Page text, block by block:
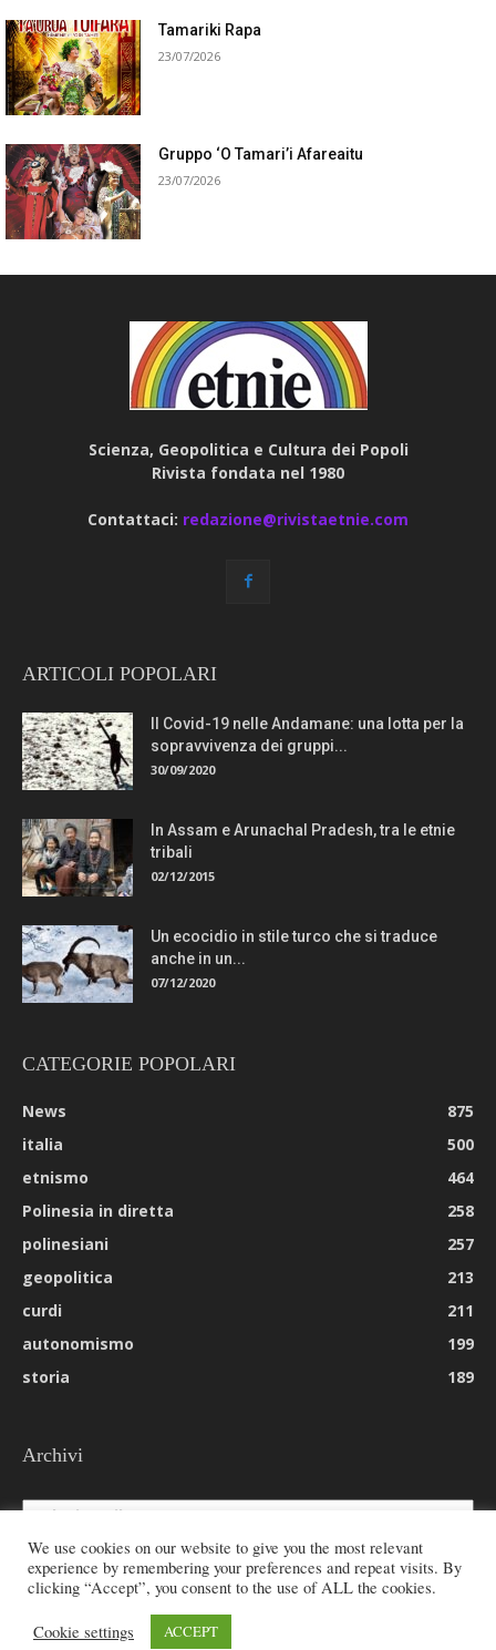
Tamariki Rapa
23/07/2026
Gruppo ‘O Tamari’i Afareaitu
23/07/2026
Scienza, Geopolitica e Cultura dei Popoli
Rivista fondata nel 1980
Contattaci: redazione@rivistaetnie.com
ARTICOLI POPOLARI
Il Covid-19 nelle Andamane: una lotta per la
sopravvivenza dei gruppi...
30/09/2020
In Assam e Arunachal Pradesh, tra le etnie
tribali
02/12/2015
Un ecocidio in stile turco che si traduce
anche in un...
07/12/2020
CATEGORIE POPOLARI
News
875
italia
500
etnismo
464
Polinesia in diretta
258
polinesiani
257
geopolitica
213
curdi
211
autonomismo
199
storia
189
Archivi
Archivi
© 2026 All rights reserved - Etnie -
We use cookies on our website to give you the most relevant
experience by remembering your preferences and repeat visits. By
clicking “Accept”, you consent to the use of ALL the cookies.
Cookie settings ACCEPT